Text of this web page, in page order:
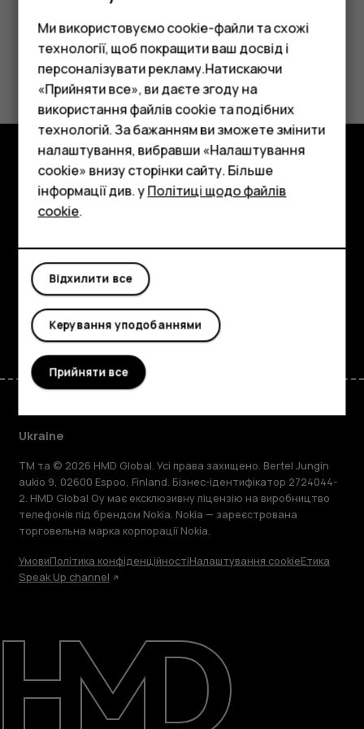
Смартфони
Фічерфони
Аксесуари
Планшети
Детальніше
Підтримка
Огляд
Детальніше
Planet and people
Підтримка
FacebookInstagram
TiktokYoutubeLinkedin
Ukraine
TM та © 2026 HMD Global. Усі права захищено. Bertel Jungin
aukio 9, 02600 Espoo, Finland. Бізнес-ідентифікатор 2724044-
2. HMD Global Oy має ексклюзивну ліцензію на виробництво
телефонів під брендом Nokia. Nokia — зареєстрована
торговельна марка корпорації Nokia.
УмовиПолітика конфіденційностіНалаштування cookieЕтика
Speak Up channel
Ми використовуємо cookie-файли та схожі
технології, щоб покращити ваш досвід і
персоналізувати рекламу.Натискаючи
«Прийняти все», ви даєте згоду на
використання файлів cookie та подібних
технологій. За бажанням ви зможете змінити
налаштування, вибравши «Налаштування
cookie» внизу сторінки сайту. Більше
інформації див. уПолітиці щодо файлів
cookie.
Відхилити все
Керування уподобаннями
Прийняти все